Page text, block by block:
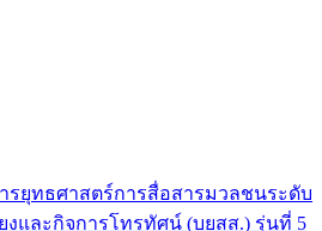
รยุทธศาสตร์การสื่อสารมวลชนระดับ
งและกิจการโทรทัศน์ (บยสส.) รุ่นที่ 5